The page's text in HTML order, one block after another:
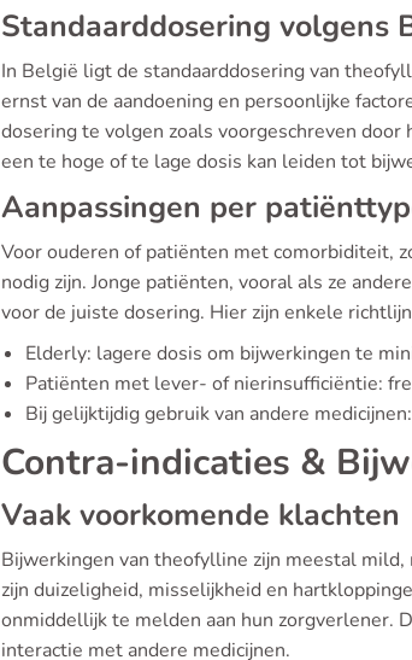
Standaarddosering volgens
In België ligt de standaarddosering van
ernst van de aandoening en persoonlijke
dosering te volgen zoals voorgeschreven
een te hoge of te lage dosis kan leiden tot
Aanpassingen per
Voor ouderen of patiënten met comorbiditeit,
nodig zijn. Jonge patiënten, vooral als ze
voor de juiste dosering. Hier zijn enkele
Elderly: lagere dosis om bijwerkingen te
Patiënten met lever- of nierinsufficiëntie:
Bij gelijktijdig gebruik van andere
Contra-indicaties &
Vaak voorkomende klachten
Bijwerkingen van theofylline zijn meestal
zijn duizeligheid, misselijkheid en
onmiddellijk te melden aan hun zorgverlener.
interactie met andere medicijnen.